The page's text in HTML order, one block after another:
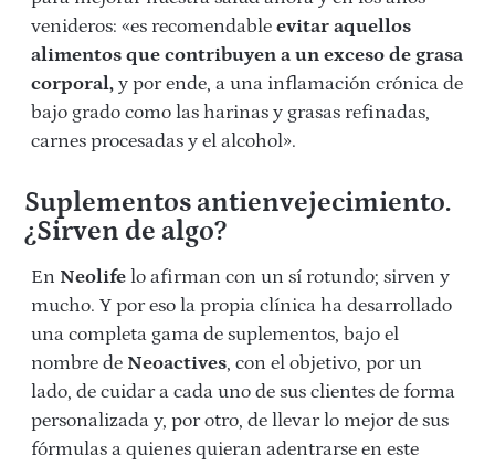
venideros: «es recomendable evitar aquellos
alimentos que contribuyen a un exceso de grasa
corporal, y por ende, a una inflamación crónica de
bajo grado como las harinas y grasas refinadas,
carnes procesadas y el alcohol».
Suplementos antienvejecimiento.
¿Sirven de algo?
En Neolife lo afirman con un sí rotundo; sirven y
mucho. Y por eso la propia clínica ha desarrollado
una completa gama de suplementos, bajo el
nombre de Neoactives, con el objetivo, por un
lado, de cuidar a cada uno de sus clientes de forma
personalizada y, por otro, de llevar lo mejor de sus
fórmulas a quienes quieran adentrarse en este